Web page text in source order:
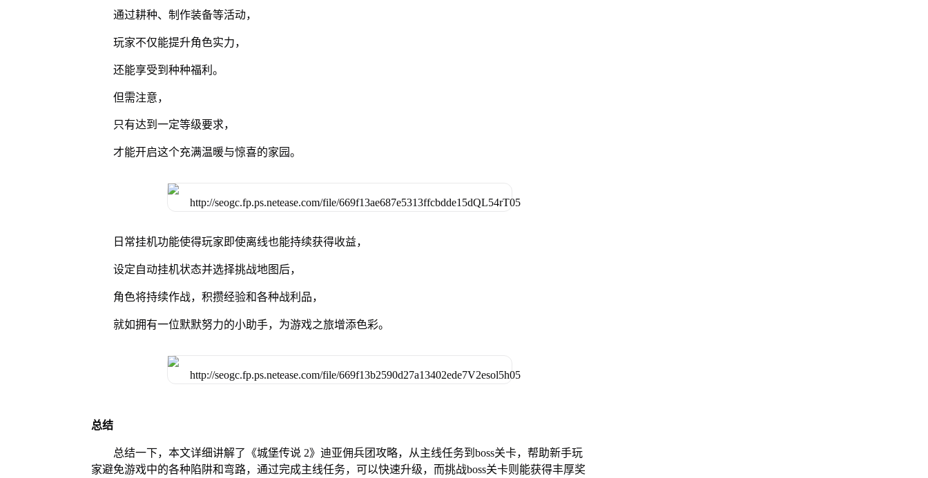
通过耕种、制作装备等活动，
玩家不仅能提升角色实力，
还能享受到种种福利。
但需注意，
只有达到一定等级要求，
才能开启这个充满温暖与惊喜的家园。
日常挂机功能使得玩家即使离线也能持续获得收益，
设定自动挂机状态并选择挑战地图后，
角色将持续作战，积攒经验和各种战利品，
就如拥有一位默默努力的小助手，为游戏之旅增添色彩。
总结
总结一下，本文详细讲解了《城堡传说 2》迪亚佣兵团攻略，从主线任务到boss关卡，帮助新手玩
家避免游戏中的各种陷阱和弯路，通过完成主线任务，可以快速升级，而挑战boss关卡则能获得丰厚奖